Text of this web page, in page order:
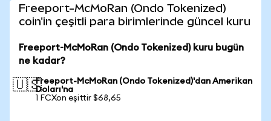
Freeport-McMoRan (Ondo Tokenized)
coin'in çeşitli para birimlerinde güncel kuru
Freeport-McMoRan (Ondo Tokenized) kuru bugün
ne kadar?
🇺🇸Freeport-McMoRan (Ondo Tokenized)'dan Amerikan
Doları'na
1 FCXon eşittir $68,65